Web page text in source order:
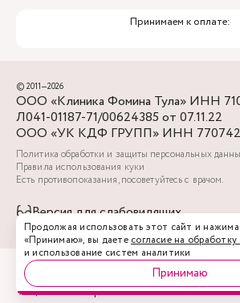
Принимаем к оплате:
© 2011—2026
ООО «Клиника Фомина Тула» ИНН
Л041-01187-71/00624385 от 07.11.22
ООО «УК КДФ ГРУПП» ИНН
Политика обработки и защиты персональных
Правила использования куки
Есть противопоказания, посоветуйтесь с врачом.
Версия для слабовидящих
Продолжая использовать этот сайт и
«Принимаю», вы даете согласие на
и использование систем аналитики
Принимаю
Акции Врачи Запись